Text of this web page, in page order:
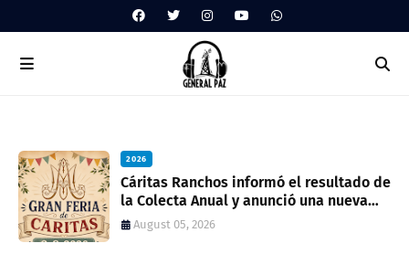
2026
Cáritas Ranchos informó el resultado de
la Colecta Anual y anunció una nueva
feria solidaria
August 05, 2026